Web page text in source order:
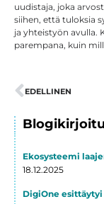
uudistaja, joka
siihen, että tuloksia
ja yhteistyön avulla.
parempana, kuin
Prev
EDELLINEN
Ekosysteemi
18.12.2025
DigiOne